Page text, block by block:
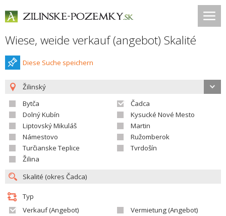
Wiese, weide verkauf (angebot) Skalité
Diese Suche speichern
Žilinský
Bytča
Čadca
Dolný Kubín
Kysucké Nové Mesto
Liptovský Mikuláš
Martin
Námestovo
Ružomberok
Turčianske Teplice
Tvrdošín
Žilina
Typ
Verkauf (Angebot)
Vermietung (Angebot)